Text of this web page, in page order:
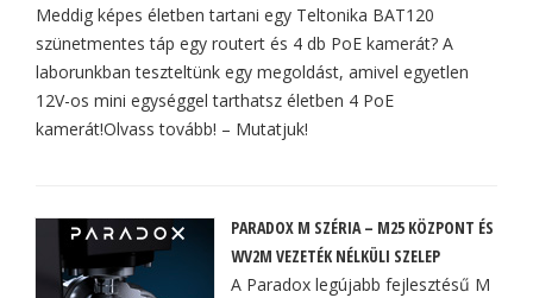
Meddig képes életben tartani egy Teltonika BAT120
szünetmentes táp egy routert és 4 db PoE kamerát? A
laborunkban teszteltünk egy megoldást, amivel egyetlen
12V-os mini egységgel tarthatsz életben 4 PoE
kamerát!Olvass tovább! – Mutatjuk!
PARADOX M SZÉRIA – M25 KÖZPONT ÉS
WV2M VEZETÉK NÉLKÜLI SZELEP
A Paradox legújabb fejlesztésű M